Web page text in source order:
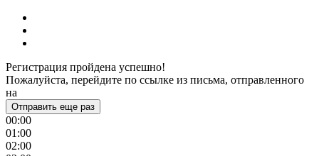
Регистрация пройдена успешно!
Пожалуйста, перейдите по ссылке из письма, отправленного
на
Отправить еще раз
00:00
01:00
02:00